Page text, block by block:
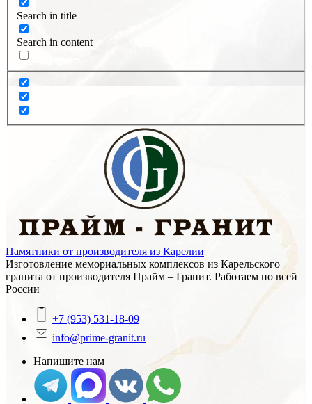
Search in title
Search in content
Памятники от производителя из Карелии
Изготовление мемориальных комплексов из Карельского
гранита от производителя Прайм – Гранит. Работаем по всей
России
+7 (953) 531-18-09
info@prime-granit.ru
Напишите нам